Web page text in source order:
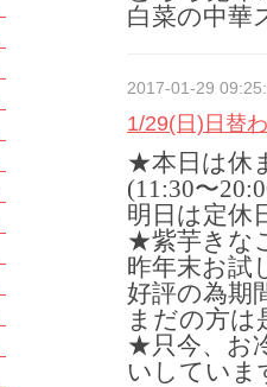
白菜の中華
2017-01-29
1/29(日)日替
★本日は休
(11:30〜
明日は定休
★紫芋きな
昨年末お試
好評の為期
まだの方は
★只今、お
いしていま